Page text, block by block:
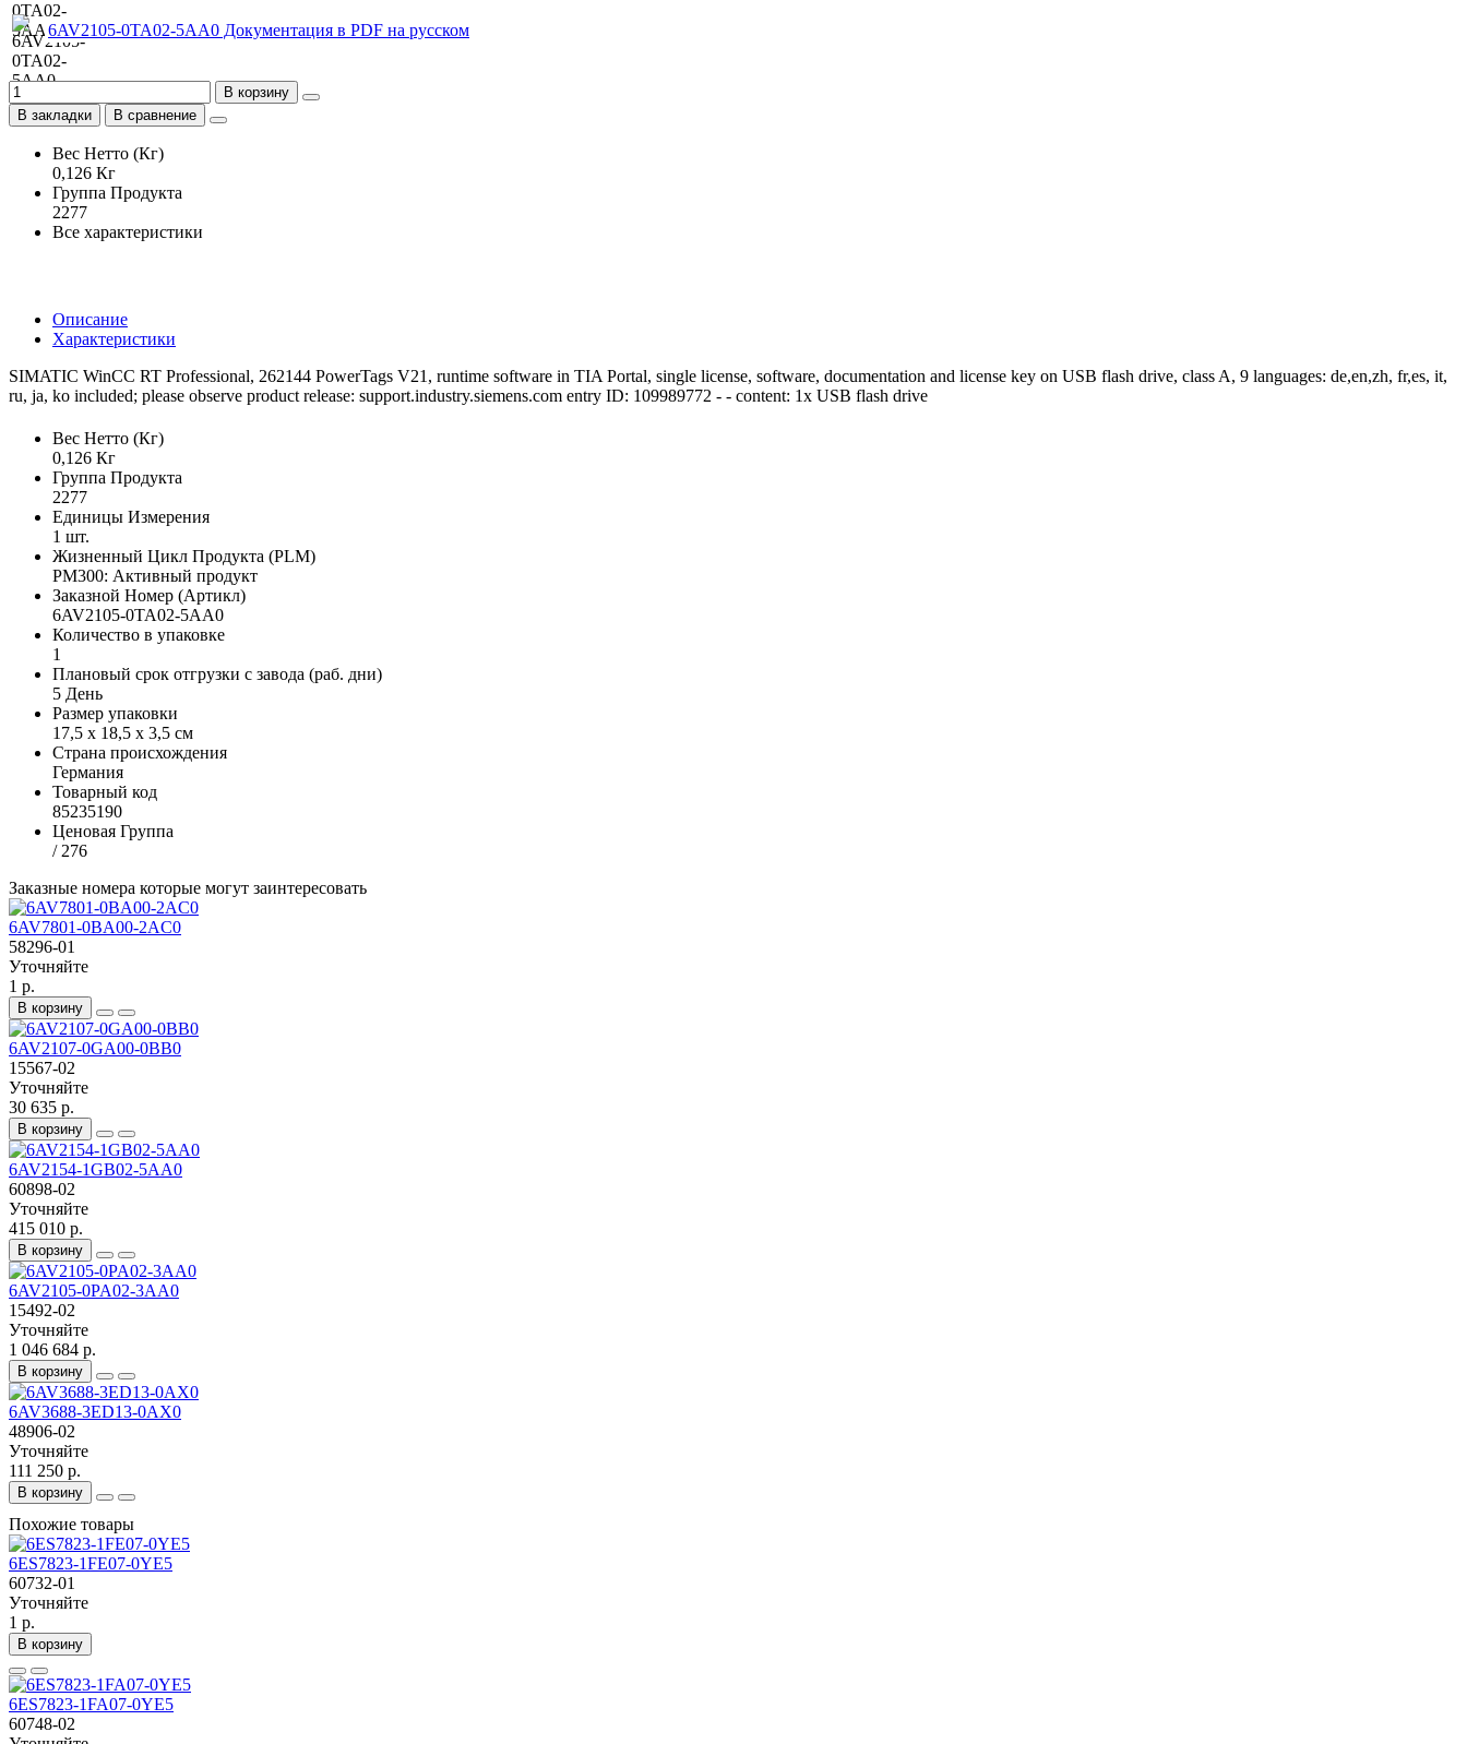
6AV2105-0TA02-5AA0 Документация в PDF на русском
В корзину
В закладки
В сравнение
Вес Нетто (Кг)
0,126 Кг
Группа Продукта
2277
Все характеристики
Описание
Характеристики
SIMATIC WinCC RT Professional, 262144 PowerTags V21, runtime software in TIA Portal, single license, software, documentation and license key on USB flash drive, class A, 9 languages: de,en,zh, fr,es, it,
ru, ja, ko included; please observe product release: support.industry.siemens.com entry ID: 109989772 - - content: 1x USB flash drive
Вес Нетто (Кг)
0,126 Кг
Группа Продукта
2277
Единицы Измерения
1 шт.
Жизненный Цикл Продукта (PLM)
PM300: Активный продукт
Заказной Номер (Артикл)
6AV2105-0TA02-5AA0
Количество в упаковке
1
Плановый срок отгрузки с завода (раб. дни)
5 День
Размер упаковки
17,5 x 18,5 x 3,5 см
Страна происхождения
Германия
Товарный код
85235190
Ценовая Группа
/ 276
Заказные номера которые могут заинтересовать
6AV7801-0BA00-2AC0
58296-01
Уточняйте
1 р.
В корзину
6AV2107-0GA00-0BB0
15567-02
Уточняйте
30 635 р.
В корзину
6AV2154-1GB02-5AA0
60898-02
Уточняйте
415 010 р.
В корзину
6AV2105-0PA02-3AA0
15492-02
Уточняйте
1 046 684 р.
В корзину
6AV3688-3ED13-0AX0
48906-02
Уточняйте
111 250 р.
В корзину
Похожие товары
6ES7823-1FE07-0YE5
60732-01
Уточняйте
1 р.
В корзину
6ES7823-1FA07-0YE5
60748-02